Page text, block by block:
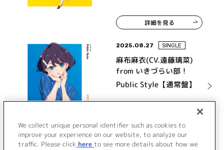
詳細を見る
2025.08.27 SINGLE
麻布麻衣(CV.遠藤璃菜)
from いきづらい部！
Public Style【通常盤】
詳細を見る
We collect unique personal identifier such as cookies to
improve your experience on our website, to analyze our
traffic. Please click here to see more details about how we